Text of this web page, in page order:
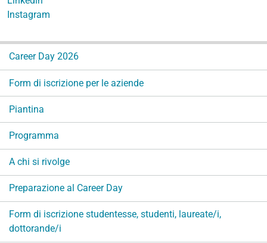
Instagram
a
i
n
Career Day 2026
Form di iscrizione per le aziende
Piantina
Programma
A chi si rivolge
Preparazione al Career Day
Form di iscrizione studentesse, studenti, laureate/i,
dottorande/i